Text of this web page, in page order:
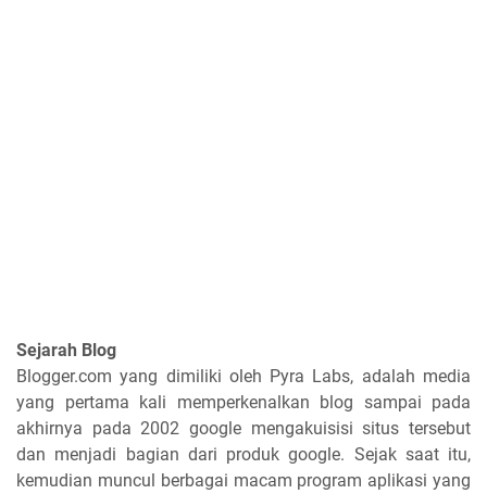
Sejarah Blog
Blogger.com yang dimiliki oleh Pyra Labs, adalah media
yang pertama kali memperkenalkan blog sampai pada
akhirnya pada 2002 google mengakuisisi situs tersebut
dan menjadi bagian dari produk google. Sejak saat itu,
kemudian muncul berbagai macam program aplikasi yang